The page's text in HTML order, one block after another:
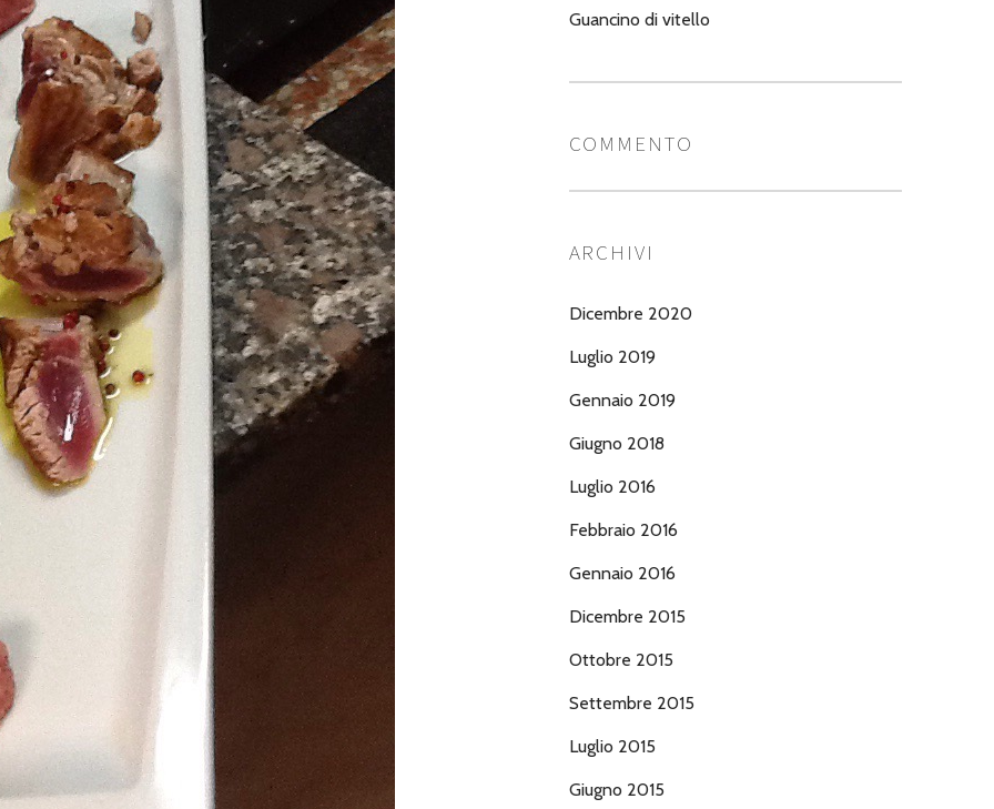
Guancino di vitello
COMMENTO
ARCHIVI
Dicembre 2020
Luglio 2019
Gennaio 2019
Giugno 2018
Luglio 2016
Febbraio 2016
Gennaio 2016
Dicembre 2015
Ottobre 2015
Settembre 2015
Luglio 2015
Giugno 2015